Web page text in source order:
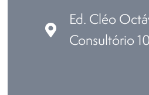
Ed. Cléo
Consultório